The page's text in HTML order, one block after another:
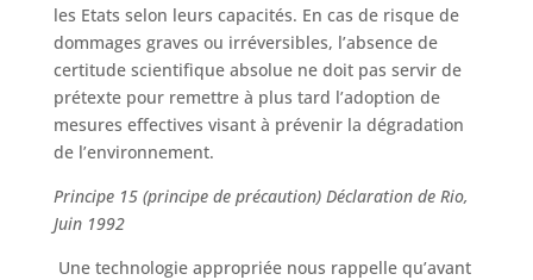
les Etats selon leurs capacités. En cas de risque de
dommages graves ou irréversibles, l’absence de
certitude scientifique absolue ne doit pas servir de
prétexte pour remettre à plus tard l’adoption de
mesures effectives visant à prévenir la dégradation
de l’environnement.
Principe 15 (principe de précaution) Déclaration de Rio,
Juin 1992
Une technologie appropriée nous rappelle qu’avant